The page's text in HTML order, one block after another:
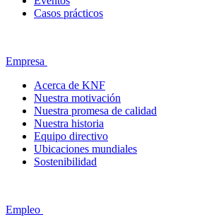
Casos prácticos
Empresa
Acerca de KNF
Nuestra motivación
Nuestra promesa de calidad
Nuestra historia
Equipo directivo
Ubicaciones mundiales
Sostenibilidad
Empleo